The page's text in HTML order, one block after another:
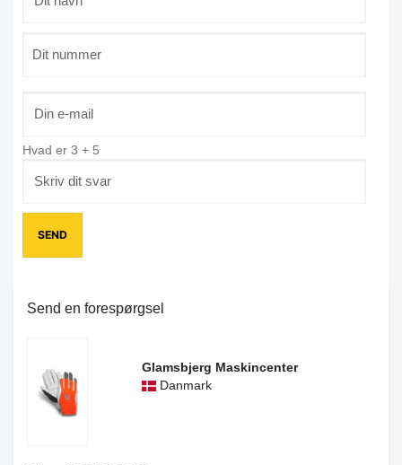
Hvad er 3 + 5
Send en forespørgsel
Glamsbjerg Maskincenter
Danmark